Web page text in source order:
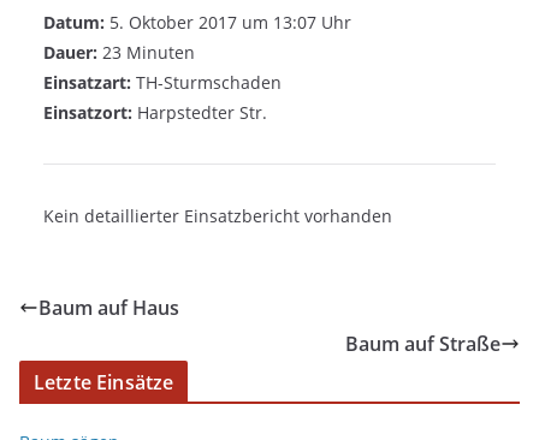
Datum: 5. Oktober 2017 um 13:07 Uhr
Dauer: 23 Minuten
Einsatzart: TH-Sturmschaden
Einsatzort: Harpstedter Str.
Kein detaillierter Einsatzbericht vorhanden
Baum auf Haus
Baum auf Straße
Letzte Einsätze